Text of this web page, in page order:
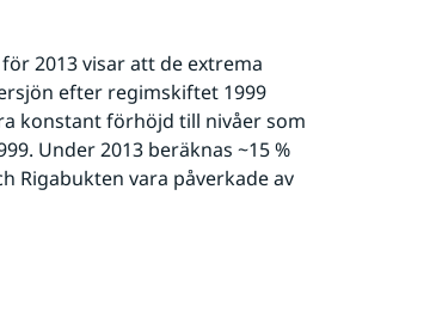
2013 visar att de extrema
efter regimskiftet 1999
konstant förhöjd till nivåer som
Under 2013 beräknas ~15 %
Rigabukten vara påverkade av